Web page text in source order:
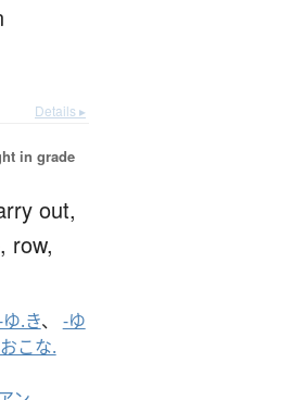
Details ▸
in grade
out,
row,
.き、 -ゆ
おこな.